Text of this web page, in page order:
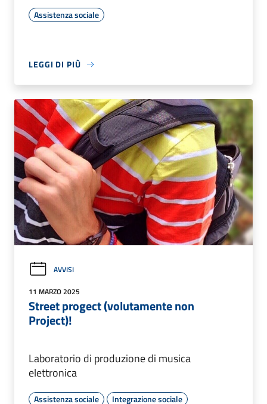
Assistenza sociale
LEGGI DI PIÙ
AVVISI
11 MARZO 2025
Street progect (volutamente non
Project)!
Laboratorio di produzione di musica
elettronica
Assistenza sociale Integrazione sociale